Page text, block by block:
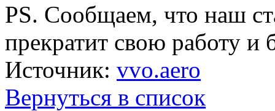
PS. Сообщаем, что наш
прекратит свою работу и
Источник: vvo.aero
Вернуться в список